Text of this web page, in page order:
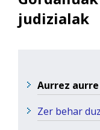
judizialak
Aurrez
Zer behar